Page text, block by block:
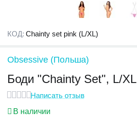
КОД: Chainty set pink (L/XL)
Obsessive (Польша)
Боди "Chainty Set", L/XL
Написать отзыв
В наличии